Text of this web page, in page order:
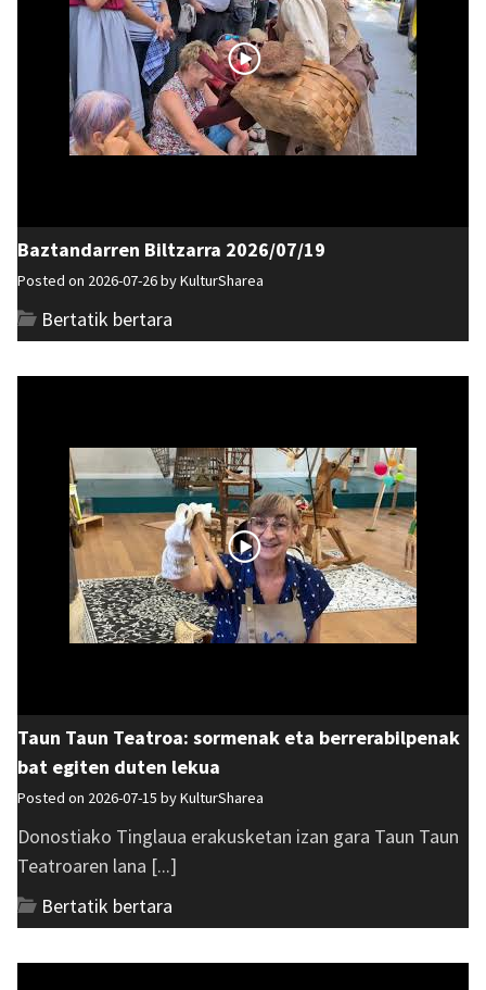
Baztandarren Biltzarra 2026/07/19
Posted on 2026-07-26 byKulturSharea
Bertatik bertara
Taun Taun Teatroa: sormenak eta berrerabilpenak
bat egiten duten lekua
Posted on 2026-07-15 byKulturSharea
Donostiako Tinglaua erakusketan izan gara Taun Taun
Teatroaren lana [...]
Bertatik bertara